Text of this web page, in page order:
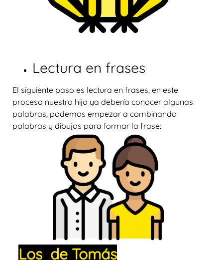
Lectura en frases
El siguiente paso es lectura en frases, en este
proceso nuestro hijo ya debería conocer algunas
palabras, podemos empezar a combinando
palabras y dibujos para formar la frase:
Los de Tomás